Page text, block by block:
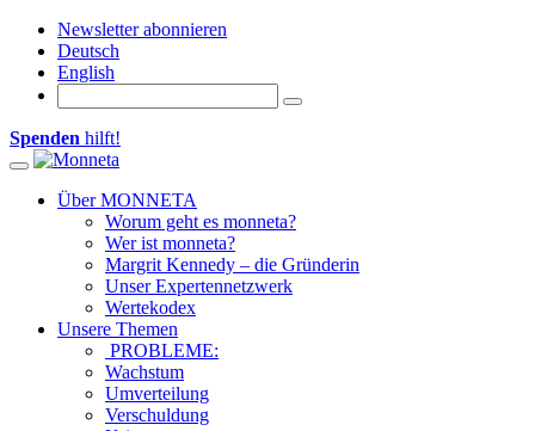
Newsletter abonnieren
Deutsch
English
Spenden hilft!
Toggle
navigationÜber MONNETA
Worum geht es monneta?
Wer ist monneta?
Margrit Kennedy – die Gründerin
Unser Expertennetzwerk
Wertekodex
Unsere Themen
PROBLEME:
Wachstum
Umverteilung
Verschuldung